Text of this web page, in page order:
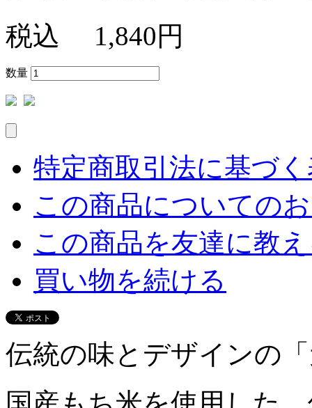
税込 1,840円
数量
特定商取引法に基づ
この商品についての
この商品を友達に教
買い物を続ける
伝統の味とデザインの